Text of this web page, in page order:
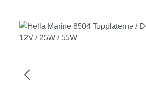
Bildergalerie überspringen